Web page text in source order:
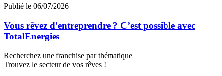
Publié le 06/07/2026
Vous rêvez d’entreprendre ? C’est possible avec
TotalEnergies
Recherchez une franchise par thématique
Trouvez le secteur de vos rêves !